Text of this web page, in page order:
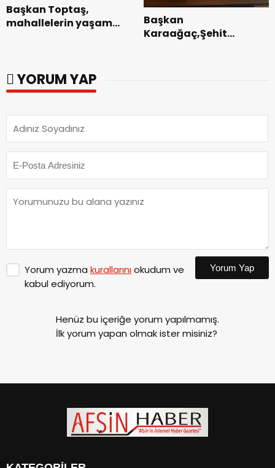
Başkan Toptaş,
mahallelerin yaşam
Başkan
Karaağaç,Şehit
YORUM YAP
Yorum yazma kurallarınıokudum ve
kabul ediyorum.
Yorum Yap
Henüz bu içeriğe yorum yapılmamış.
İlk yorum yapan olmak ister misiniz?